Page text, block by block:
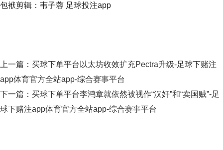
包袱剪辑：韦子蓉 足球投注app
上一篇： 买球下单平台以太坊收效扩充Pectra升级-足球下赌注
app体育官方全站app-综合赛事平台
下一篇： 买球下单平台李鸿章就依然被视作“汉奸”和“卖国贼”-足
球下赌注app体育官方全站app-综合赛事平台